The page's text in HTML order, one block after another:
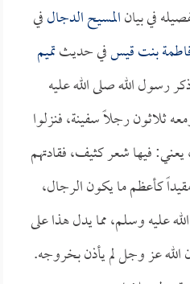
في بيانالمسيح الدجالفي
بنت قيسفي حديثتميم
رسول الله صلى الله عليه
ثلاثون رجلاً سفينة، فنزلوا
فيها شعر كثيف، فقادتهم
كأعظم ما يكون الرجال،
عليه وسلم، مما يدل هذا على
عز وجل لم يأذن بخروجه.